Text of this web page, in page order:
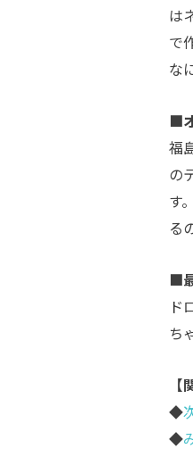
は
で
な
■
福
の
す
る
■
ド
ち
【
◆
◆